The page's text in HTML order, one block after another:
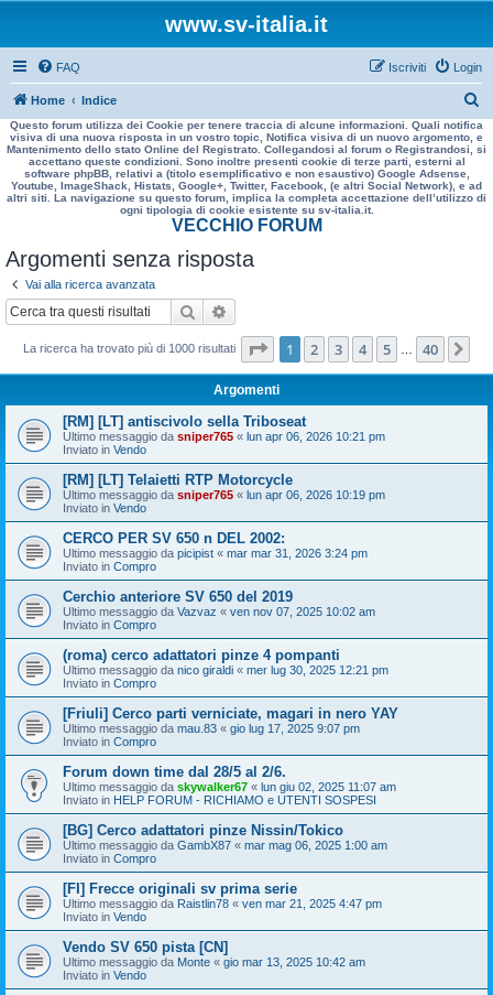
www.sv-italia.it
FAQ Login
Iscriviti
Home Indice
e
r
a
Questo forum utilizza dei Cookie per tenere traccia di alcune informazioni. Quali notifica
visiva di una nuova risposta in un vostro topic, Notifica visiva di un nuovo argomento, e
Mantenimento dello stato Online del Registrato. Collegandosi al forum o Registrandosi, si
accettano queste condizioni. Sono inoltre presenti cookie di terze parti, esterni al
software phpBB, relativi a (titolo esemplificativo e non esaustivo) Google Adsense,
Youtube, ImageShack, Histats, Google+, Twitter, Facebook, (e altri Social Network), e ad
altri siti. La navigazione su questo forum, implica la completa accettazione dell’utilizzo di
ogni tipologia di cookie esistente su sv-italia.it.
VECCHIO FORUM
Argomenti senza risposta
Vai alla ricerca avanzata
Cerca
La ricerca ha trovato più di 1000 risultati Pagina di 40
1 2 3 4 5 40
Argomenti
[RM] [LT] antiscivolo sella Triboseat
Ultimo messaggio da sniper765 « lun apr 06, 2026 10:21 pm
Inviato in Vendo
[RM] [LT] Telaietti RTP Motorcycle
Ultimo messaggio da sniper765 « lun apr 06, 2026 10:19 pm
Inviato in Vendo
CERCO PER SV 650 n DEL 2002:
Ultimo messaggio da picipist « mar mar 31, 2026 3:24 pm
Inviato in Compro
Cerchio anteriore SV 650 del 2019
Ultimo messaggio da Vazvaz « ven nov 07, 2025 10:02 am
Inviato in Compro
(roma) cerco adattatori pinze 4 pompanti
Ultimo messaggio da nico giraldi « mer lug 30, 2025 12:21 pm
Inviato in Compro
[Friuli] Cerco parti verniciate, magari in nero YAY
Ultimo messaggio da mau.83 « gio lug 17, 2025 9:07 pm
Inviato in Compro
Forum down time dal 28/5 al 2/6.
Ultimo messaggio da skywalker67 « lun giu 02, 2025 11:07 am
Inviato in HELP FORUM - RICHIAMO e UTENTI SOSPESI
[BG] Cerco adattatori pinze Nissin/Tokico
Ultimo messaggio da GambX87 « mar mag 06, 2025 1:00 am
Inviato in Compro
[FI] Frecce originali sv prima serie
Ultimo messaggio da Raistlin78 « ven mar 21, 2025 4:47 pm
Inviato in Vendo
Vendo SV 650 pista [CN]
Ultimo messaggio da Monte « gio mar 13, 2025 10:42 am
Inviato in Vendo